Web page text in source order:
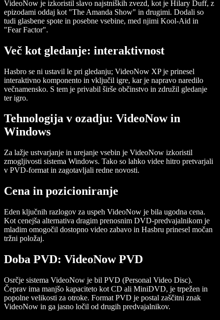
VideoNow je izkoristil slavo najstniških zvezd, kot je Hilary Duff, z
epizodami oddaj kot "The Amanda Show" in drugimi. Dodali so
tudi glasbene spote in posebne vsebine, med njimi Kool-Aid in
"Fear Factor".
Več kot gledanje: interaktivnost
Hasbro se ni ustavil le pri gledanju; VideoNow XP je prinesel
interaktivno komponento in vključil igre, kar je napravo naredilo
večnamensko. S tem je privabil širše občinstvo in združil gledanje
ter igro.
Tehnologija v ozadju: VideoNow in
Windows
Za lažje ustvarjanje in urejanje vsebin je VideoNow izkoristil
zmogljivosti sistema Windows. Tako so lahko videe hitro pretvarjali
v PVD-format in zagotavljali redne novosti.
Cena in pozicioniranje
Eden ključnih razlogov za uspeh VideoNow je bila ugodna cena.
Kot cenejša alternativa dragim prenosnim DVD-predvajalnikom je
mladim omogočil dostopno video zabavo in Hasbru prinesel močan
tržni položaj.
Doba PVD: VideoNow PVD
Osrčje sistema VideoNow je bil PVD (Personal Video Disc).
Čeprav ima manjšo kapaciteto kot CD ali MiniDVD, je trpežen in
popolne velikosti za otroke. Format PVD je postal zaščitni znak
VideoNow in ga jasno ločil od drugih predvajalnikov.